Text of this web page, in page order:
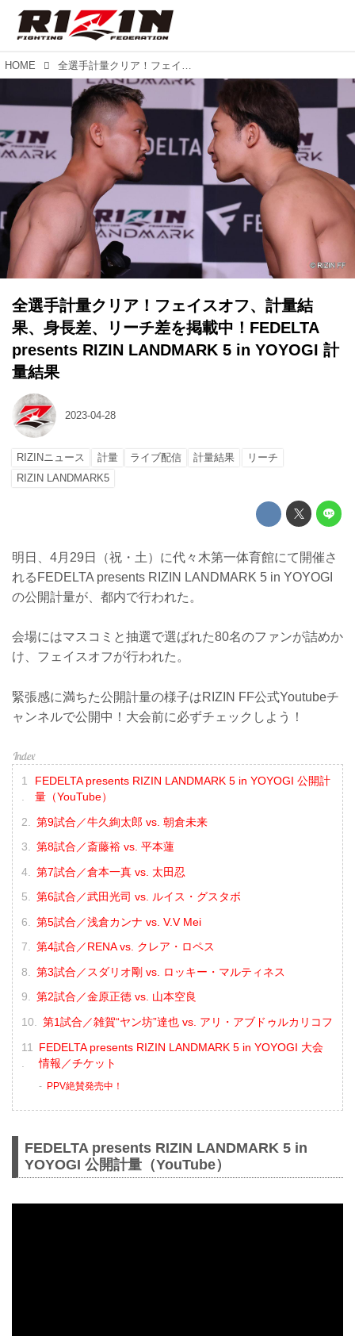
HOME 全選手計量クリア！フェイスオフ、計量結果、身長差、リーチ差を掲載中！FEDELTA presents RIZIN LANDMARK 5 in YOYOGI 計量結果
全選手計量クリア！フェイスオフ、計量結
果、身長差、リーチ差を掲載中！FEDELTA
presents RIZIN LANDMARK 5 in YOYOGI 計
量結果
2023-04-28
RIZINニュース 計量 ライブ配信 計量結果
リーチ
RIZIN LANDMARK5
明日、4月29日（祝・土）に代々木第一体育館にて開催さ
れるFEDELTA presents RIZIN LANDMARK 5 in YOYOGI
の公開計量が、都内で行われた。
会場にはマスコミと抽選で選ばれた80名のファンが詰めか
け、フェイスオフが行われた。
緊張感に満ちた公開計量の様子はRIZIN FF公式Youtubeチ
ャンネルで公開中！大会前に必ずチェックしよう！
FEDELTA presents RIZIN LANDMARK 5 in YOYOGI 公開計
量（YouTube）
第9試合／牛久絢太郎 vs. 朝倉未来
第8試合／斎藤裕 vs. 平本蓮
第7試合／倉本一真 vs. 太田忍
第6試合／武田光司 vs. ルイス・グスタボ
第5試合／浅倉カンナ vs. V.V Mei
第4試合／RENA vs. クレア・ロペス
第3試合／スダリオ剛 vs. ロッキー・マルティネス
第2試合／金原正徳 vs. 山本空良
第1試合／雑賀“ヤン坊”達也 vs. アリ・アブドゥルカリコフ
FEDELTA presents RIZIN LANDMARK 5 in YOYOGI 大会
情報／チケット
PPV絶賛発売中！
FEDELTA presents RIZIN LANDMARK 5 in
YOYOGI 公開計量（YouTube）